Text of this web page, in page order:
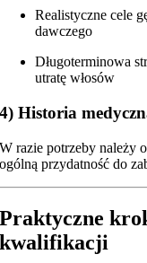
Realistyczne cele
dawczego
Długoterminowa
utratę włosów
4) Historia
W razie potrzeby należy
ogólną przydatność do
Praktyczne
kwalifikacji